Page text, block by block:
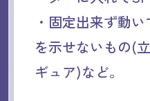
・固定出来ず動
を示せないもの(
ギュア)など。